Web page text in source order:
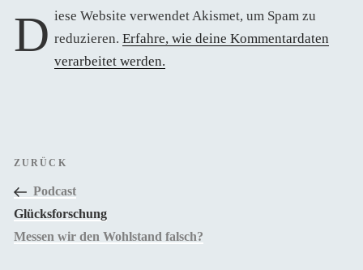
Diese Website verwendet Akismet, um Spam zu reduzieren.Erfahre, wie deine Kommentardaten
verarbeitet werden.
Beitragsnavigation
Vorheriger
Beitrag
ZURÜCK
Podcast
Glücksforschung
Messen wir den Wohlstand falsch?